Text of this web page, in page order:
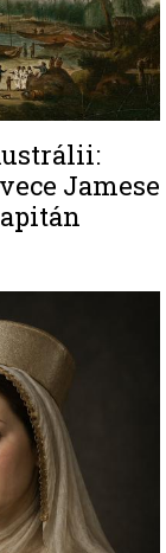
Jamese